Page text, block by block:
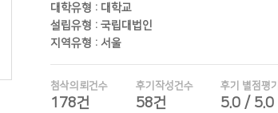
대학유형 : 대학교
설립유형 : 국립대법인
지역유형 : 서울
첨삭의뢰건수
178건
후기작성건수
58건
후기 별점평
5.0 / 5.0